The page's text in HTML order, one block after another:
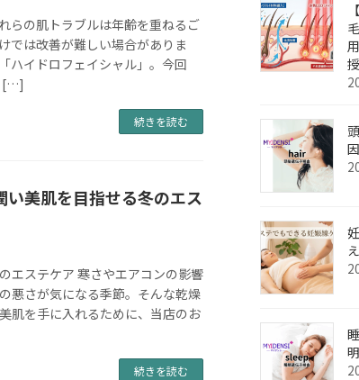
らの肌トラブルは年齢を重ねるご
では改善が難しい場合がありま
ハイドロフェイシャル」。今回
[…]
続きを読む
い美肌を目指せる冬のエス
エステケア 寒さやエアコンの影響
悪さが気になる季節。そんな乾燥
肌を手に入れるために、当店のお
続きを読む